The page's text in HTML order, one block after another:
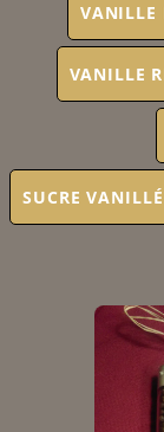
VANILLE
VANILLE
SUCRE